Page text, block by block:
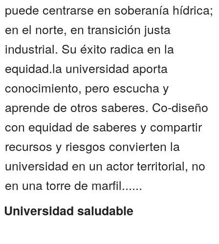
puede centrarse en soberanía hídrica;
en el norte, en transición justa
industrial. Su éxito radica en la
equidad.la universidad aporta
conocimiento, pero escucha y
aprende de otros saberes. Co-diseño
con equidad de saberes y compartir
recursos y riesgos convierten la
universidad en un actor territorial, no
en una torre de marfil......
Universidad saludable